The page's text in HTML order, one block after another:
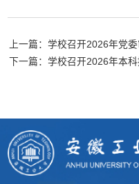
上一篇：学校召开2026年党
下一篇：学校召开2026年本